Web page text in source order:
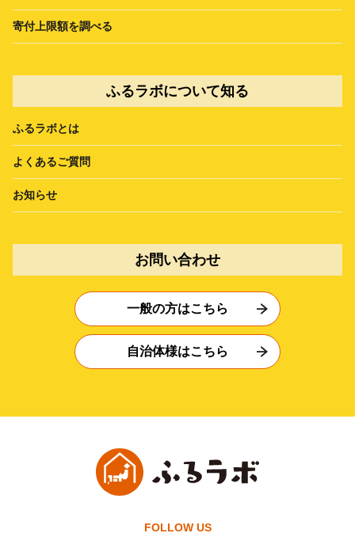
寄付上限額を調べる
ふるラボについて知る
ふるラボとは
よくあるご質問
お知らせ
お問い合わせ
一般の方はこちら
自治体様はこちら
FOLLOW US